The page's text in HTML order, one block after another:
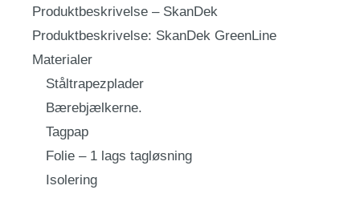
Produktbeskrivelse – SkanDek
Produktbeskrivelse: SkanDek GreenLine
Materialer
Ståltrapezplader
Bærebjælkerne.
Tagpap
Folie – 1 lags tagløsning
Isolering